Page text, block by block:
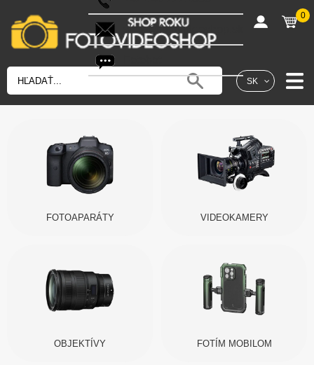
SK
shop@fotovideoshop.sk
0
FOTOAPARÁTY VIDEOKAMERY
OBJEKTÍVY FOTÍM MOBILOM